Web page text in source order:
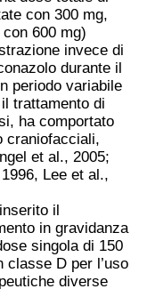
con 300 mg,
600 mg)
invece di
durante il
periodo variabile
trattamento di
ha comportato
craniofacciali,
et al., 2005;
Lee et al.,
il
in gravidanza
singola di 150
D per l’uso
diverse